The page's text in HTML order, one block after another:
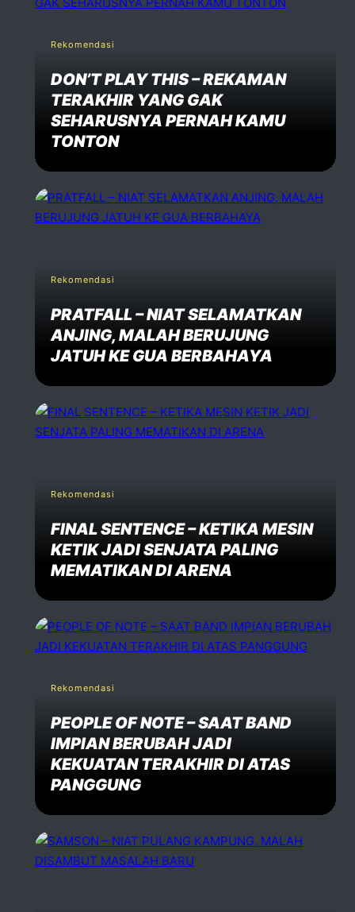
Rekomendasi
DON’T PLAY THIS – REKAMAN
TERAKHIR YANG GAK
SEHARUSNYA PERNAH KAMU
TONTON
Rekomendasi
PRATFALL – NIAT SELAMATKAN
ANJING, MALAH BERUJUNG
JATUH KE GUA BERBAHAYA
Rekomendasi
FINAL SENTENCE – KETIKA MESIN
KETIK JADI SENJATA PALING
MEMATIKAN DI ARENA
Rekomendasi
PEOPLE OF NOTE – SAAT BAND
IMPIAN BERUBAH JADI
KEKUATAN TERAKHIR DI ATAS
PANGGUNG